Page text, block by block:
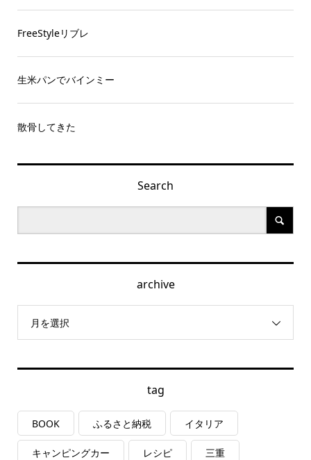
FreeStyleリブレ
生米パンでバインミー
散骨してきた
Search
archive
月を選択
tag
BOOK ふるさと納税 イタリア
キャンピングカー レシピ 三重